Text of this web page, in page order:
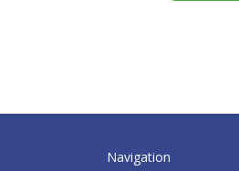
Navigation